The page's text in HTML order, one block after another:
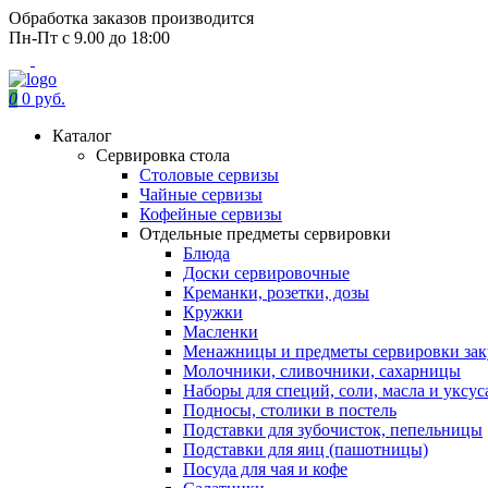
Обработка заказов производится
Пн-Пт с 9.00 до 18:00
0 0 руб.
Каталог
Сервировка стола
Столовые сервизы
Чайные сервизы
Кофейные сервизы
Отдельные предметы сервировки
Блюда
Доски сервировочные
Креманки, розетки, дозы
Кружки
Масленки
Менажницы и предметы сервировки
Молочники, сливочники, сахарницы
Наборы для специй, соли, масла и
Подносы, столики в постель
Подставки для зубочисток, пепельницы
Подставки для яиц (пашотницы)
Посуда для чая и кофе